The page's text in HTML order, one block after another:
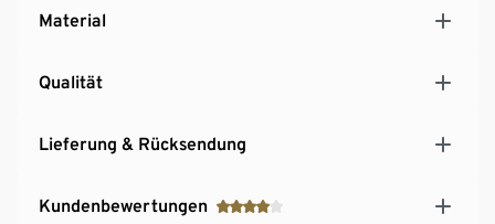
Material
Qualität
Lieferung & Rücksendung
Kundenbewertungen